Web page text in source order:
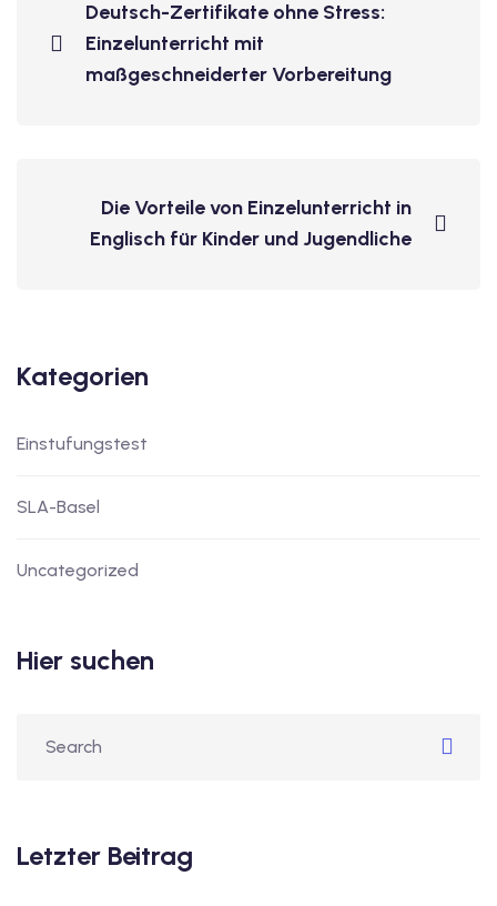
Deutsch-Zertifikate ohne Stress:
Einzelunterricht mit
maßgeschneiderter Vorbereitung
Die Vorteile von Einzelunterricht in
Englisch für Kinder und Jugendliche
Kategorien
Einstufungstest
SLA-Basel
Uncategorized
Hier suchen
Letzter Beitrag